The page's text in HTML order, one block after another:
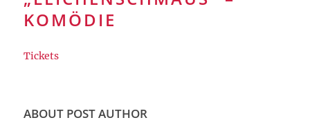
KOMÖDIE
Tickets
ABOUT POST AUTHOR